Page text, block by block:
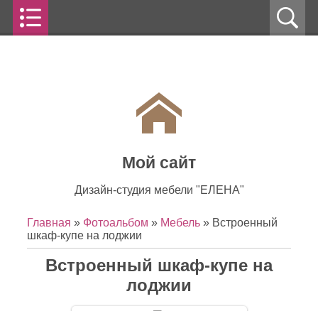
Мой сайт
Дизайн-студия мебели "ЕЛЕНА"
Главная » Фотоальбом » Мебель » Встроенный
шкаф-купе на лоджии
Встроенный шкаф-купе на
лоджии